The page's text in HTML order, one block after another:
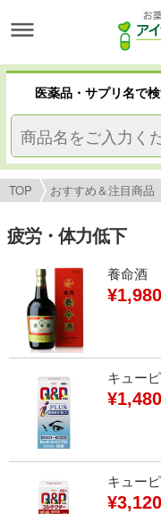
医薬品・サプリ名で
TOP おすすめ＆注目商品
疲労・体力低下
養命酒
キュー
キュー